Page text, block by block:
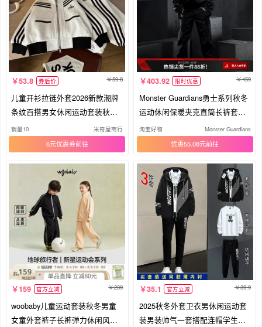
53.8 券后价 59.8
儿童开衫拉链外套2026新款潮牌
条纹百搭男女休闲运动套装秋冬
时尚
销量10 米奇屋商行
6元优惠券
403.92 限时优惠 459
Monster Guardians勇士系列秋冬
运动休闲保暖夹克直筒长裤套装
男
淘宝好物 Monster Guardians
优惠55.08元
159 官方立减 239
woobaby儿童运动套装秋冬男童
女童外套裤子长裤弹力休闲风童
35.1 官方立减 39.9
2025秋冬外套卫衣男休闲运动套
装男装帅气一套搭配连帽学生青